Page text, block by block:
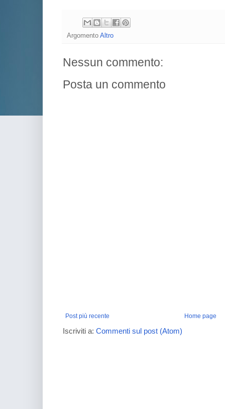
Argomento Altro
Nessun commento:
Posta un commento
Post più recente Home page
Iscriviti a: Commenti sul post (Atom)